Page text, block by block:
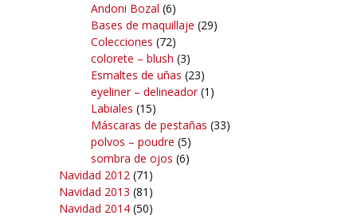
Andoni Bozal (6)
Bases de maquillaje (29)
Colecciones (72)
colorete – blush (3)
Esmaltes de uñas (23)
eyeliner – delineador(1)
Labiales (15)
Máscaras de pestañas (33)
polvos – poudre (5)
sombra de ojos (6)
Navidad 2012 (71)
Navidad 2013 (81)
Navidad 2014 (50)